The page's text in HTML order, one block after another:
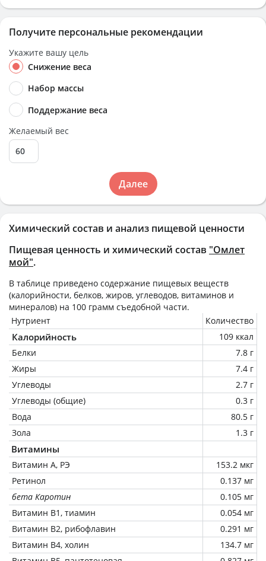
Химический состав и анализ пищевой ценности
Пищевая ценность и химический состав "Омлет
мой".
В таблице приведено содержание пищевых веществ
(калорийности, белков, жиров, углеводов, витаминов и
минералов) на 100 грамм съедобной части.
Нутриент
Количество
Калорийность
109 ккал
Белки
7.8 г
Жиры
7.4 г
Углеводы
2.7 г
Углеводы (общие)
0.3 г
Вода
80.5 г
Зола
1.3 г
Витамины
Витамин А, РЭ
153.2 мкг
Ретинол
0.137 мг
бета Каротин
0.105 мг
Витамин В1, тиамин
0.054 мг
Витамин В2, рибофлавин
0.291 мг
Витамин В4, холин
134.7 мг
Получите персональные рекомендации
Укажите вашу цель
Снижение веса
Набор массы
Поддержание веса
Желаемый вес
Далее